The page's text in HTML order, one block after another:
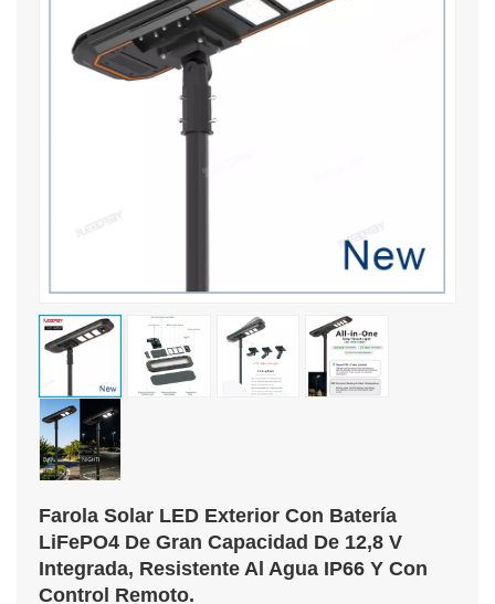
Farola Solar LED Exterior Con Batería
LiFePO4 De Gran Capacidad De 12,8 V
Integrada, Resistente Al Agua IP66 Y Con
Control Remoto.